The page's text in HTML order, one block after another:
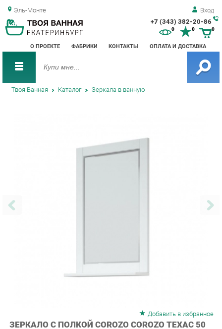
Эль-Монте Вход
+7 (343) 382-20-86
О ПРОЕКТЕ ФАБРИКИ КОНТАКТЫ ОПЛАТА И ДОСТАВКА
0 0
Твоя Ванная Каталог Зеркала в ванную
ЗЕРКАЛО С ПОЛКОЙ COROZO COROZO ТЕХАС 50
11350 БЕЛОЕ